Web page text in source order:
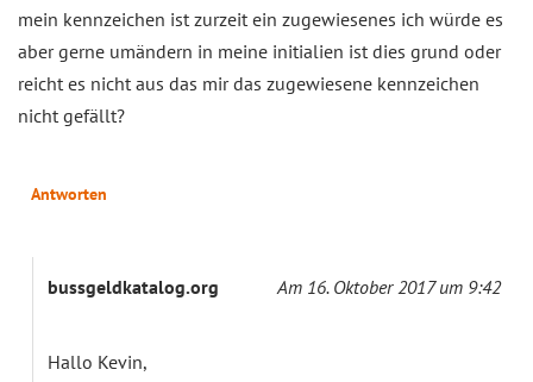
mein kennzeichen ist zurzeit ein zugewiesenes ich würde es
aber gerne umändern in meine initialien ist dies grund oder
reicht es nicht aus das mir das zugewiesene kennzeichen
nicht gefällt?
Antworten
bussgeldkatalog.org Am 16. Oktober 2017 um 9:42
Hallo Kevin,